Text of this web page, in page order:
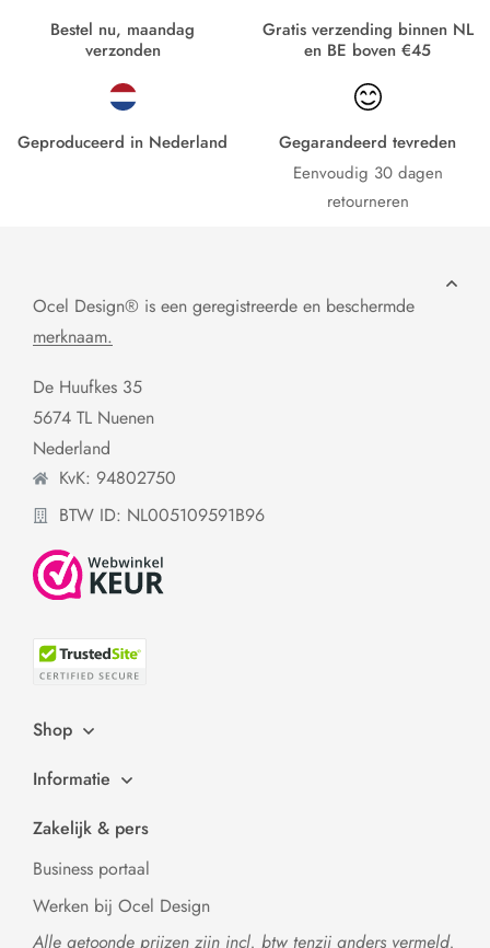
Bestel nu, maandag
verzonden
Gratis verzending binnen NL
en BE boven €45
Geproduceerd in Nederland
Gegarandeerd tevreden
Eenvoudig 30 dagen
retourneren
Ocel Design® is een geregistreerde en beschermde
merknaam.
De Huufkes 35
5674 TL Nuenen
Nederland
KvK: 94802750
BTW ID: NL005109591B96
Shop
Informatie
Zakelijk & pers
Business portaal
Werken bij Ocel Design
Alle getoonde prijzen zijn incl. btw tenzij anders vermeld.